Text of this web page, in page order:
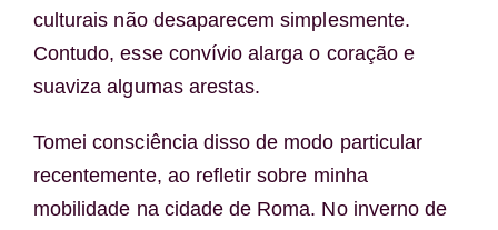
culturais não desaparecem simplesmente.
Contudo, esse convívio alarga o coração e
suaviza algumas arestas.
Tomei consciência disso de modo particular
recentemente, ao refletir sobre minha
mobilidade na cidade de Roma. No inverno de